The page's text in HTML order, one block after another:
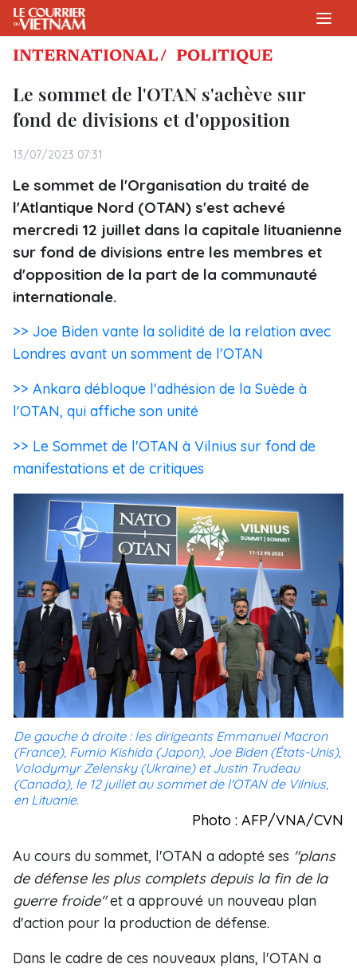
INTERNATIONAL / POLITIQUE
Le sommet de l'OTAN s'achève sur
fond de divisions et d'opposition
13/07/2023 07:31
Le sommet de l'Organisation du traité de
l'Atlantique Nord (OTAN) s'est achevé
mercredi 12 juillet dans la capitale lituanienne
sur fond de divisions entre les membres et
d'opposition de la part de la communauté
internationale.
>> Joe Biden vante la solidité de la relation avec
Londres avant un somment de l'OTAN
>> Ankara débloque l'adhésion de la Suède à
l'OTAN, qui affiche son unité
>> Le Sommet de l'OTAN à Vilnius sur fond de
manifestations et de critiques
De gauche à droite : les dirigeants Emmanuel Macron
(France), Fumio Kishida (Japon), Joe Biden (États-Unis),
Volodymyr Zelensky (Ukraine) et Justin Trudeau
(Canada), le 12 juillet au sommet de l'OTAN de Vilnius,
en Lituanie.
Photo : AFP/VNA/CVN
Au cours du sommet, l'OTAN a adopté ses "plans
de défense les plus complets depuis la fin de la
guerre froide"et a approuvé un nouveau plan
d'action pour la production de défense.
Dans le cadre de ces nouveaux plans, l'OTAN a